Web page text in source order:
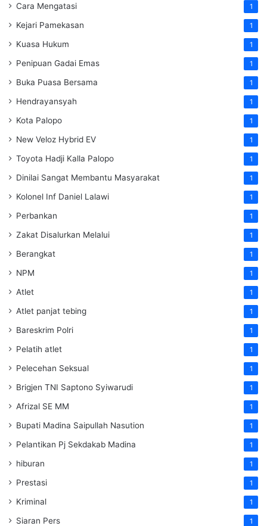
Cara Mengatasi 1
Kejari Pamekasan 1
Kuasa Hukum 1
Penipuan Gadai Emas 1
Buka Puasa Bersama 1
Hendrayansyah 1
Kota Palopo 1
New Veloz Hybrid EV 1
Toyota Hadji Kalla Palopo 1
Dinilai Sangat Membantu Masyarakat 1
Kolonel Inf Daniel Lalawi 1
Perbankan 1
Zakat Disalurkan Melalui 1
Berangkat 1
NPM 1
Atlet 1
Atlet panjat tebing 1
Bareskrim Polri 1
Pelatih atlet 1
Pelecehan Seksual 1
Brigjen TNI Saptono Syiwarudi 1
Afrizal SE MM 1
Bupati Madina Saipullah Nasution 1
Pelantikan Pj Sekdakab Madina 1
hiburan 1
Prestasi 1
Kriminal 1
Siaran Pers 1